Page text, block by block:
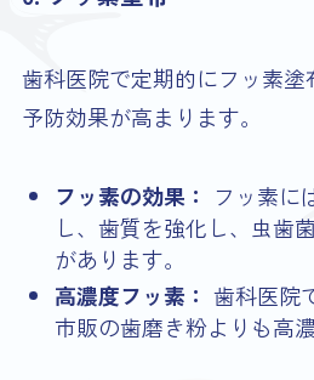
歯科医院で定期的にフッ素
予防効果が高まります。
フッ素の効果： フッ素に
し、歯質を強化し、虫歯
があります。
高濃度フッ素： 歯科医院
市販の歯磨き粉よりも高濃